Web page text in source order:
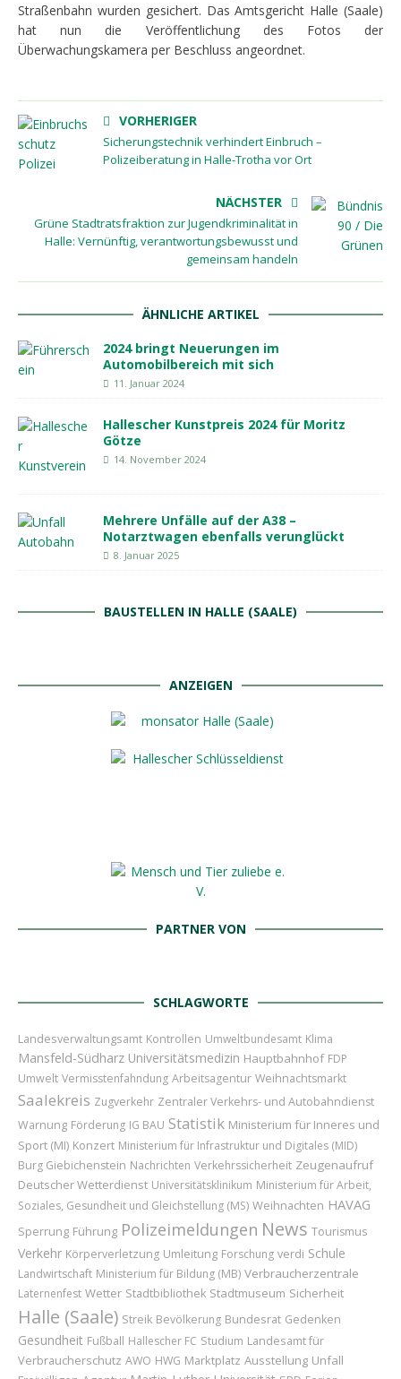
Straßenbahn wurden gesichert. Das Amtsgericht Halle (Saale)
hat nun die Veröffentlichung des Fotos der
Überwachungskamera per Beschluss angeordnet.
VORHERIGER
Sicherungstechnik verhindert Einbruch –
Polizeiberatung in Halle-Trotha vor Ort
NÄCHSTER
Grüne Stadtratsfraktion zur Jugendkriminalität in
Halle: Vernünftig, verantwortungsbewusst und
gemeinsam handeln
ÄHNLICHE ARTIKEL
2024 bringt Neuerungen im
Automobilbereich mit sich
11. Januar 2024
Hallescher Kunstpreis 2024 für Moritz
Götze
14. November 2024
Mehrere Unfälle auf der A38 –
Notarztwagen ebenfalls verunglückt
8. Januar 2025
BAUSTELLEN IN HALLE (SAALE)
ANZEIGEN
PARTNER VON
SCHLAGWORTE
Landesverwaltungsamt Kontrollen Umweltbundesamt Klima
Mansfeld-Südharz Universitätsmedizin Hauptbahnhof FDP
Umwelt Vermisstenfahndung Arbeitsagentur Weihnachtsmarkt
Saalekreis Zugverkehr Zentraler Verkehrs- und Autobahndienst
Warnung Förderung IG BAU Statistik Ministerium für Inneres und
Sport (MI) Konzert Ministerium für Infrastruktur und Digitales (MID)
Burg Giebichenstein Nachrichten Verkehrssicherheit Zeugenaufruf
Deutscher Wetterdienst Universitätsklinikum Ministerium für Arbeit,
Soziales, Gesundheit und Gleichstellung (MS) Weihnachten HAVAG
Sperrung Führung Polizeimeldungen News Tourismus
Verkehr Körperverletzung Umleitung Forschung verdi Schule
Landwirtschaft Ministerium für Bildung (MB) Verbraucherzentrale
Laternenfest Wetter Stadtbibliothek Stadtmuseum Sicherheit
Halle (Saale) Streik Bevölkerung Bundesrat Gedenken
Gesundheit Fußball Hallescher FC Studium Landesamt für
Verbraucherschutz AWO HWG Marktplatz Ausstellung Unfall